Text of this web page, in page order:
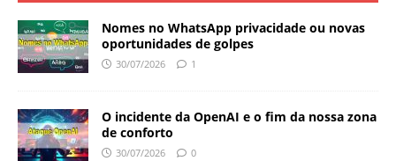
Nomes no WhatsApp privacidade ou novas
oportunidades de golpes
30/07/2026 1
O incidente da OpenAI e o fim da nossa zona
de conforto
30/07/2026 0